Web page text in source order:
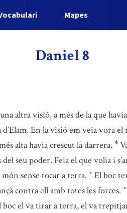
Mapes
Daniel 8
altra visió, a més de la que
En la visió em veia vora
alta havia crescut la darrera. 4
seu poder. Feia el que volia i
sense tocar a terra. * El boc
contra ell amb totes les forces. *
boc el va tirar a terra, el va